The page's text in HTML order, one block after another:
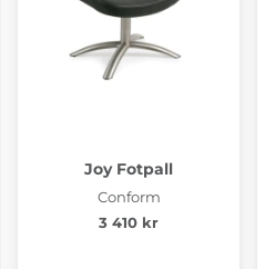
Joy Fotpall
Conform
3 410 kr